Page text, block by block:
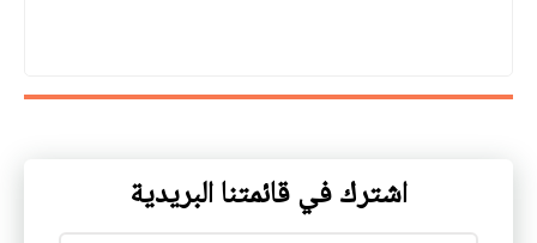
اشترك في قائمتنا البريدية